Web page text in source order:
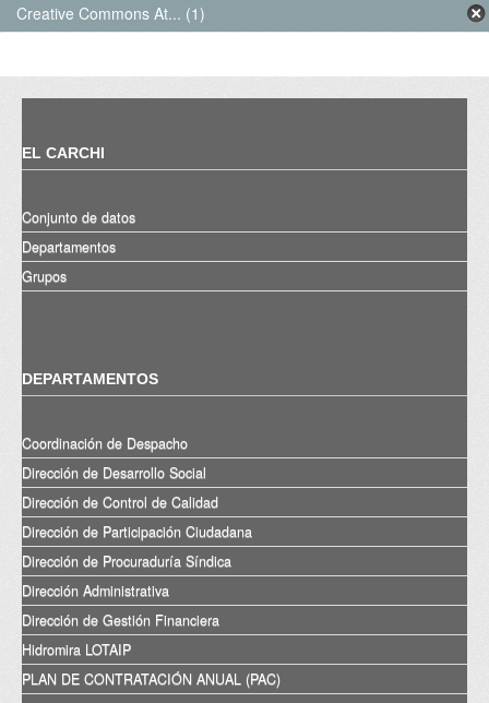
Creative Commons At... (1)
EL CARCHI
Conjunto de datos
Departamentos
Grupos
DEPARTAMENTOS
Coordinación de Despacho
Dirección de Desarrollo Social
Dirección de Control de Calidad
Dirección de Participación Ciudadana
Dirección de Procuraduría Síndica
Dirección Administrativa
Dirección de Gestión Financiera
Hidromira LOTAIP
PLAN DE CONTRATACIÓN ANUAL (PAC)